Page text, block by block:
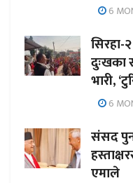
6
सिरहा-
दुःखका
भारी,
6
संसद
एमाले